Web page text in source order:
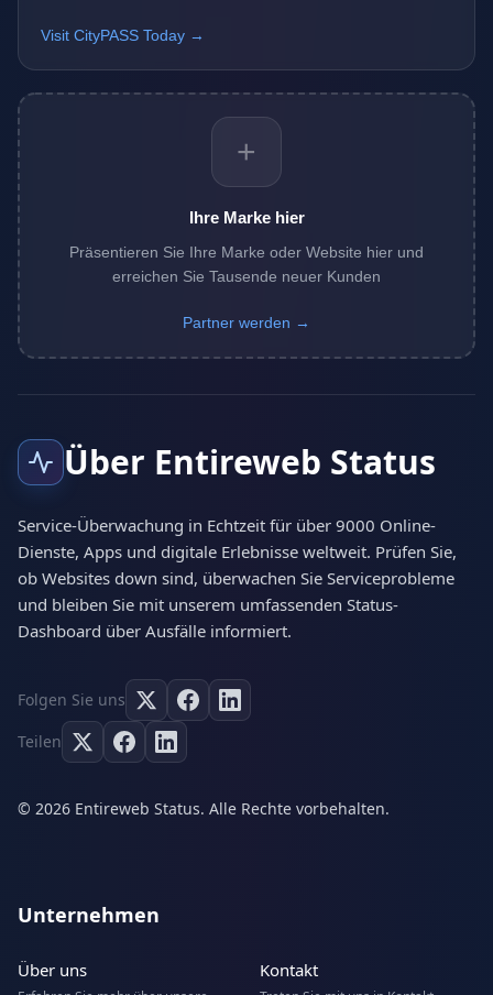
Visit CityPASS Today →
+
Ihre Marke hier
Präsentieren Sie Ihre Marke oder Website hier und
erreichen Sie Tausende neuer Kunden
Partner werden →
Über Entireweb Status
Service-Überwachung in Echtzeit für über 9000 Online-
Dienste, Apps und digitale Erlebnisse weltweit. Prüfen Sie,
ob Websites down sind, überwachen Sie Serviceprobleme
und bleiben Sie mit unserem umfassenden Status-
Dashboard über Ausfälle informiert.
Folgen Sie uns
Teilen
© 2026 Entireweb Status. Alle Rechte vorbehalten.
Unternehmen
Über uns Kontakt